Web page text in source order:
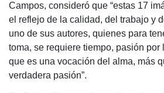
Campos, consideró que “estas 17
el reflejo de la calidad, del trabajo y
uno de sus autores, quienes para
toma, se requiere tiempo, pasión por
que es una vocación del alma, más
verdadera pasión”.